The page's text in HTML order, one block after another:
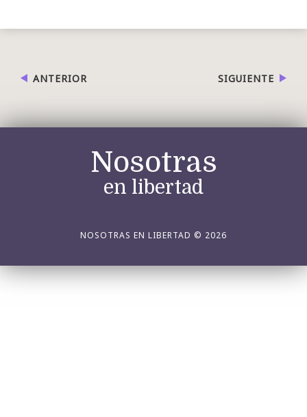
ANTERIOR SIGUIENTE
Nosotras
en libertad
NOSOTRAS EN LIBERTAD © 2026